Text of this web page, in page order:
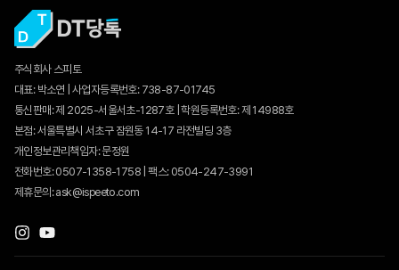
주식회사 스피토
대표: 박소연 | 사업자등록번호: 738-87-01745
통신판매:제 2025-서울서초-1287호| 학원등록번호: 제 14988호
본점: 서울특별시 서초구 잠원동 14-17 라전빌딩 3층
개인정보관리책임자: 문정원
전화번호: 0507-1358-1758 | 팩스: 0504-247-3991
제휴문의: ask@ispeeto.com